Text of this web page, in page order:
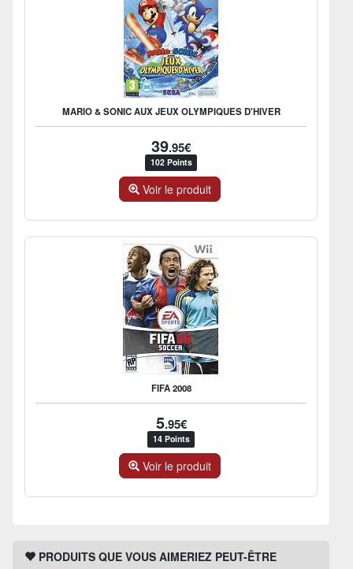
MARIO & SONIC AUX JEUX OLYMPIQUES D'HIVER
39.95€
102 Points
Voir le produit
FIFA 2008
5.95€
14 Points
Voir le produit
PRODUITS QUE VOUS AIMERIEZ PEUT-ÊTRE